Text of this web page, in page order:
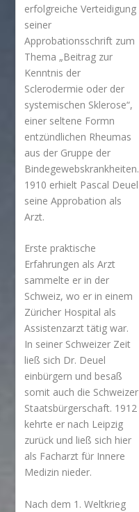
erfolgreiche Verteidigung
seiner
Approbationsschrift zum
Thema „Beitrag zur
Kenntnis der
Sclerodermie oder der
systemischen Sklerose“,
einer seltene Formn
entzündlichen Rheumas
aus der Gruppe der
Bindegewebskrankheiten.
1910 erhielt Pascal Deuel
seine Approbation als
Arzt.
Erste praktische
Erfahrungen als Arzt
sammelte er in der
Schweiz, wo er in einem
Züricher Hospital als
Assistenzarzt tätig war.
In seiner Schweizer Zeit
ließ sich Dr. Deuel
einbürgern und besaß
somit auch die Schweizer
Staatsbürgerschaft. 1912
kehrte er nach Leipzig
zurück und ließ sich hier
als Facharzt für Innere
Medizin nieder.
Nach dem 1. Weltkrieg